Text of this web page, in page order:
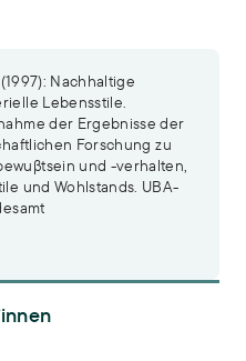
Nachhaltige
Lebensstile.
der Ergebnisse der
Forschung zu
und -verhalten,
und Wohlstands. UBA-